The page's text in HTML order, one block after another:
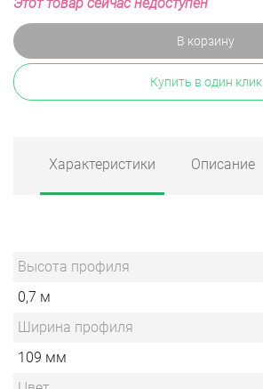
В корзину
Купить в один клик
Характеристики Описание
Высота профиля
0,7 м
Ширина профиля
109 мм